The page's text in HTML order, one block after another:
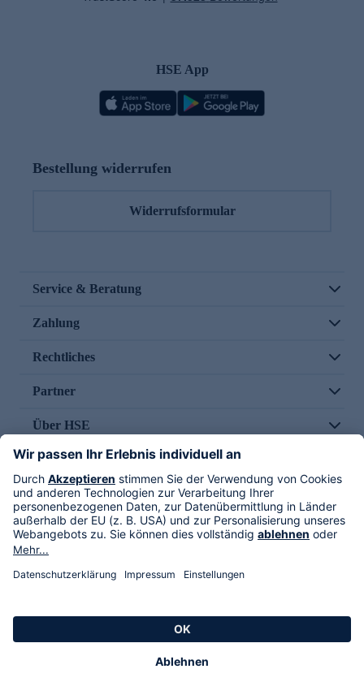
HSE App
Bestellung widerrufen
Widerrufsformular
Service & Beratung
Zahlung
Rechtliches
Partner
Über HSE
Im TV
HSE International